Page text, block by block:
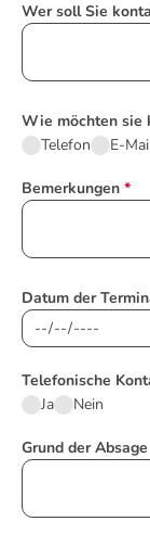
Wer soll Sie
Wie möchten sie
Telefon
E-
Bemerkungen *
Datum der
Telefonische
Ja
Nein
Grund der Absage